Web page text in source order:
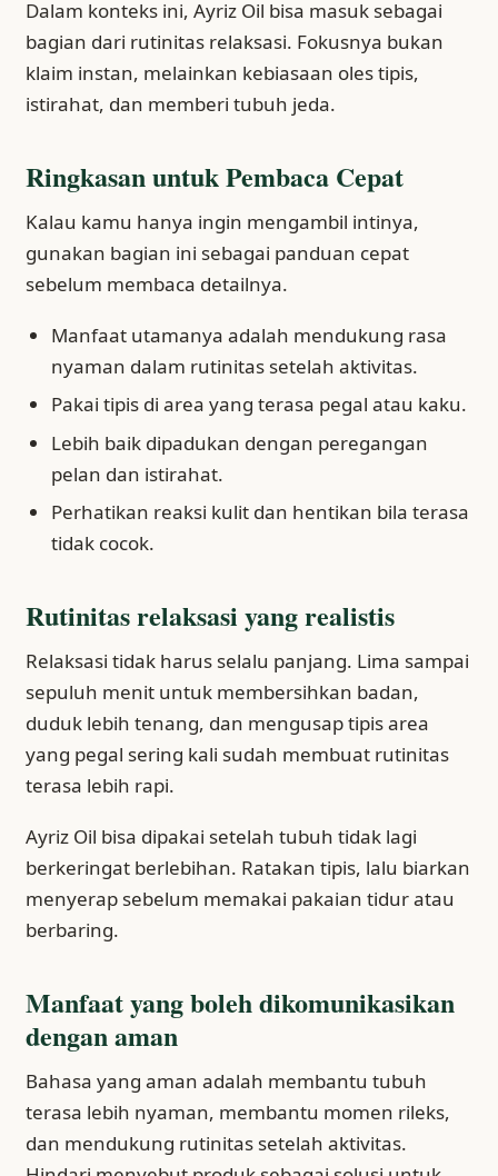
Dalam konteks ini, Ayriz Oil bisa masuk sebagai
bagian dari rutinitas relaksasi. Fokusnya bukan
klaim instan, melainkan kebiasaan oles tipis,
istirahat, dan memberi tubuh jeda.
Ringkasan untuk Pembaca Cepat
Kalau kamu hanya ingin mengambil intinya,
gunakan bagian ini sebagai panduan cepat
sebelum membaca detailnya.
Manfaat utamanya adalah mendukung rasa
nyaman dalam rutinitas setelah aktivitas.
Pakai tipis di area yang terasa pegal atau kaku.
Lebih baik dipadukan dengan peregangan
pelan dan istirahat.
Perhatikan reaksi kulit dan hentikan bila terasa
tidak cocok.
Rutinitas relaksasi yang realistis
Relaksasi tidak harus selalu panjang. Lima sampai
sepuluh menit untuk membersihkan badan,
duduk lebih tenang, dan mengusap tipis area
yang pegal sering kali sudah membuat rutinitas
terasa lebih rapi.
Ayriz Oil bisa dipakai setelah tubuh tidak lagi
berkeringat berlebihan. Ratakan tipis, lalu biarkan
menyerap sebelum memakai pakaian tidur atau
berbaring.
Manfaat yang boleh dikomunikasikan
dengan aman
Bahasa yang aman adalah membantu tubuh
terasa lebih nyaman, membantu momen rileks,
dan mendukung rutinitas setelah aktivitas.